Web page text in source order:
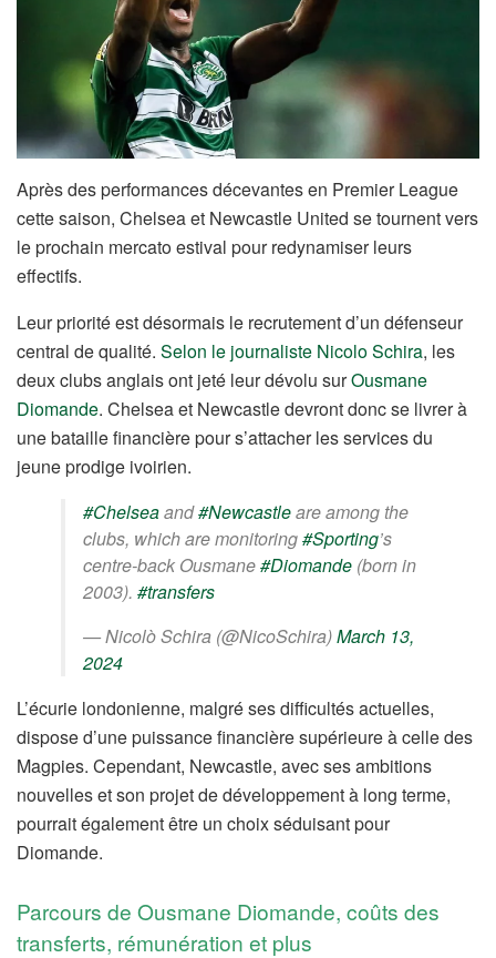
Après des performances décevantes en Premier League
cette saison, Chelsea et Newcastle United se tournent vers
le prochain mercato estival pour redynamiser leurs
effectifs.
Leur priorité est désormais le recrutement d’un défenseur
central de qualité. Selon le journaliste Nicolo Schira, les
deux clubs anglais ont jeté leur dévolu surOusmane
Diomande. Chelsea et Newcastle devront donc se livrer à
une bataille financière pour s’attacher les services du
jeune prodige ivoirien.
#Chelseaand#Newcastleare among the
clubs, which are monitoring#Sporting’s
centre-back Ousmane#Diomande (born in
2003). #transfers
— Nicolò Schira (@NicoSchira)March 13,
2024
L’écurie londonienne, malgré ses difficultés actuelles,
dispose d’une puissance financière supérieure à celle des
Magpies. Cependant, Newcastle, avec ses ambitions
nouvelles et son projet de développement à long terme,
pourrait également être un choix séduisant pour
Diomande.
Parcours de Ousmane Diomande, coûts des
transferts, rémunération et plus